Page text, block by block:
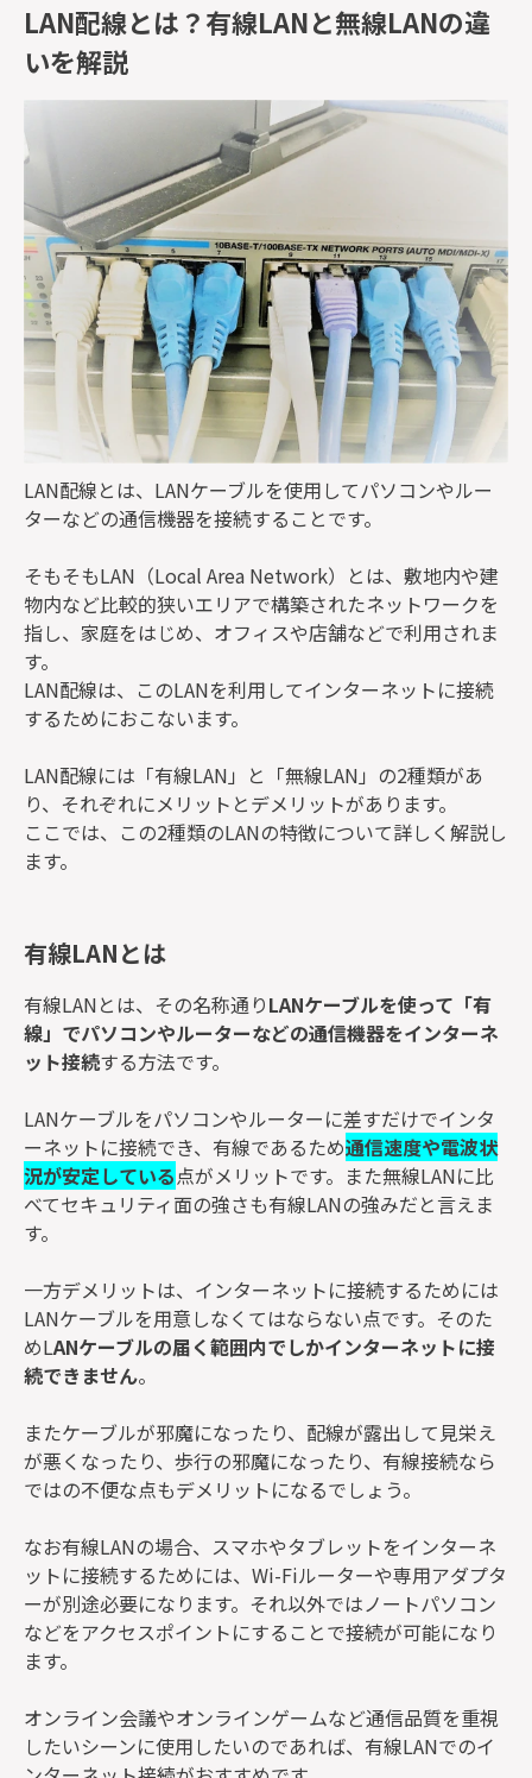
LAN配線とは？有線LANと無線LANの違
いを解説
LAN配線とは、LANケーブルを使用してパソコンやルー
ターなどの通信機器を接続することです。
そもそもLAN（Local Area Network）とは、敷地内や建
物内など比較的狭いエリアで構築されたネットワークを
指し、家庭をはじめ、オフィスや店舗などで利用されま
す。
LAN配線は、このLANを利用してインターネットに接続
するためにおこないます。
LAN配線には「有線LAN」と「無線LAN」の2種類があ
り、それぞれにメリットとデメリットがあります。
ここでは、この2種類のLANの特徴について詳しく解説し
ます。
有線LANとは
有線LANとは、その名称通りLANケーブルを使って「有
線」でパソコンやルーターなどの通信機器をインターネ
ット接続する方法です。
LANケーブルをパソコンやルーターに差すだけでインタ
ーネットに接続でき、有線であるため通信速度や電波状
況が安定している点がメリットです。また無線LANに比
べてセキュリティ面の強さも有線LANの強みだと言えま
す。
一方デメリットは、インターネットに接続するためには
LANケーブルを用意しなくてはならない点です。そのた
めLANケーブルの届く範囲内でしかインターネットに接
続できません。
またケーブルが邪魔になったり、配線が露出して見栄え
が悪くなったり、歩行の邪魔になったり、有線接続なら
ではの不便な点もデメリットになるでしょう。
なお有線LANの場合、スマホやタブレットをインターネ
ットに接続するためには、Wi-Fiルーターや専用アダプタ
ーが別途必要になります。それ以外ではノートパソコン
などをアクセスポイントにすることで接続が可能になり
ます。
オンライン会議やオンラインゲームなど通信品質を重視
したいシーンに使用したいのであれば、有線LANでのイ